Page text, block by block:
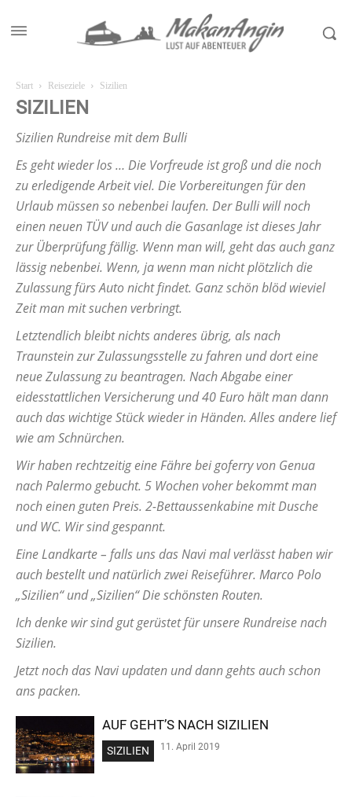
Start Reiseziele Sizilien
SIZILIEN
Sizilien Rundreise mit dem Bulli
Es geht wieder los … Die Vorfreude ist groß und die noch
zu erledigende Arbeit viel. Die Vorbereitungen für den
Urlaub müssen so nebenbei laufen. Der Bulli will noch
einen neuen TÜV und auch die Gasanlage ist dieses Jahr
zur Überprüfung fällig. Wenn man will, geht das auch ganz
lässig nebenbei. Wenn, ja wenn man nicht plötzlich die
Zulassung fürs Auto nicht findet. Ganz schön blöd wieviel
Zeit man mit suchen verbringt.
Letztendlich bleibt nichts anderes übrig, als nach
Traunstein zur Zulassungsstelle zu fahren und dort eine
neue Zulassung zu beantragen. Nach Abgabe einer
eidesstattlichen Versicherung und 40 Euro hält man dann
auch das wichtige Stück wieder in Händen. Alles andere lief
wie am Schnürchen.
Wir haben rechtzeitig eine Fähre bei goferryvon Genua
nach Palermo gebucht. 5 Wochen voher bekommt man
noch einen guten Preis. 2-Bettaussenkabine mit Dusche
und WC. Wir sind gespannt.
EineLandkarte– falls uns das Navi mal verlässt haben wir
auch bestellt und natürlich zwei Reiseführer. Marco Polo
„Sizilien“und„Sizilien“ Die schönsten Routen.
Ich denke wir sind gut gerüstet für unsere Rundreise nach
Sizilien.
Jetzt noch das Navi updaten und dann gehts auch schon
ans packen.
AUF GEHT’S NACH SIZILIEN
SIZILIEN 11. April 2019